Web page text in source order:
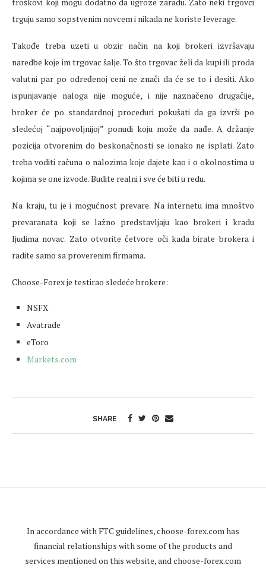
trguju samo sopstvenim novcem i nikada ne koriste leverage.
Takođe treba uzeti u obzir način na koji brokeri izvršavaju
naredbe koje im trgovac šalje. To što trgovac želi da kupi ili proda
valutni par po određenoj ceni ne znači da će se to i desiti. Ako
ispunjavanje naloga nije moguće, i nije naznačeno drugačije,
broker će po standardnoj proceduri pokušati da ga izvrši po
sledećoj “najpovoljnijoj” ponudi koju može da nađe. A držanje
pozicija otvorenim do beskonačnosti se ionako ne isplati. Zato
treba voditi računa o nalozima koje dajete kao i o okolnostima u
kojima se one izvode. Budite realni i sve će biti u redu.
Na kraju, tu je i mogućnost prevare. Na internetu ima mnoštvo
prevaranata koji se lažno predstavljaju kao brokeri i kradu
ljudima novac. Zato otvorite četvore oči kada birate brokera i
radite samo sa proverenim firmama.
Choose-Forex je testirao sledeće brokere:
NSFX
Avatrade
eToro
Markets.com
SHARE
In accordance with FTC guidelines,choose-forex.comhas
financial relationships with some of the products and
services mentioned on this website, andchoose-forex.com